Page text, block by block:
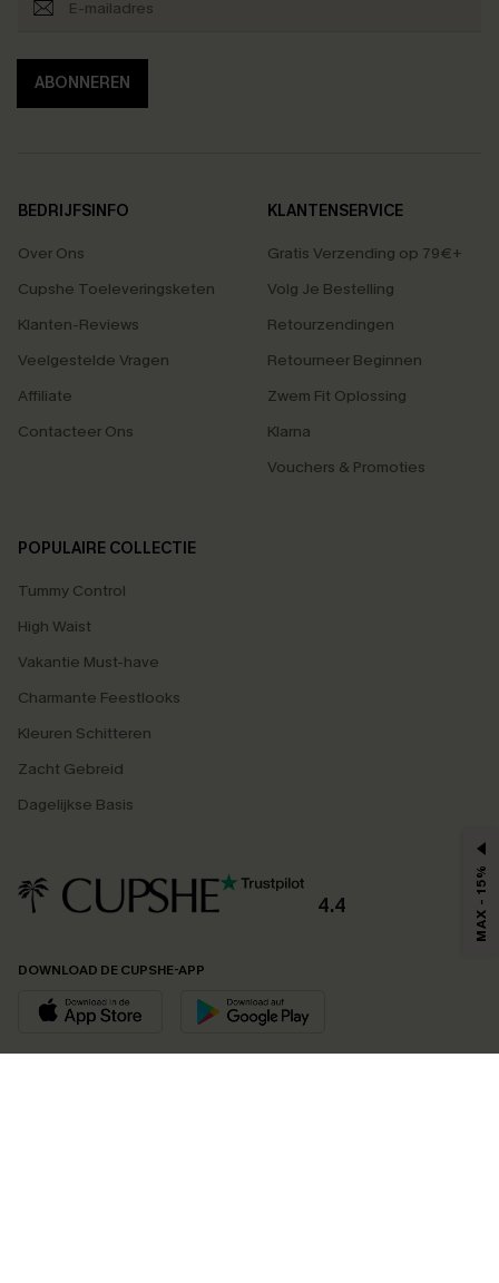
ABONNEREN
BEDRIJFSINFO
Over Ons
Cupshe Toeleveringsketen
Klanten-Reviews
Veelgestelde Vragen
Affiliate
Contacteer Ons
KLANTENSERVICE
Gratis Verzending op 79€+
Volg Je Bestelling
Retourzendingen
Retourneer Beginnen
Zwem Fit Oplossing
Klarna
Vouchers & Promoties
POPULAIRE COLLECTIE
Tummy Control
High Waist
Vakantie Must-have
Charmante Feestlooks
Kleuren Schitteren
Zacht Gebreid
Dagelijkse Basis
4.4
DOWNLOAD DE CUPSHE-APP
MAX - 15%